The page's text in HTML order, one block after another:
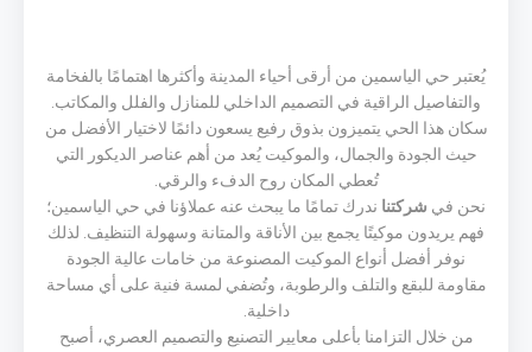
يُعتبر حي الياسمين من أرقى أحياء المدينة وأكثرها اهتمامًا بالفخامة
والتفاصيل الراقية في التصميم الداخلي للمنازل والفلل والمكاتب.
سكان هذا الحي يتميزون بذوق رفيع يسعون دائمًا لاختيار الأفضل من
حيث الجودة والجمال، والموكيت يُعد من أهم عناصر الديكور التي
تُعطي المكان روح الدفء والرقي.
نحن في شركتنا ندرك تمامًا ما يبحث عنه عملاؤنا في حي الياسمين؛
فهم يريدون موكيتًا يجمع بين الأناقة والمتانة وسهولة التنظيف. لذلك
نوفر أفضل أنواع الموكيت المصنوعة من خامات عالية الجودة
مقاومة للبقع والتلف والرطوبة، وتُضفي لمسة فنية على أي مساحة
داخلية.
من خلال التزامنا بأعلى معايير التصنيع والتصميم العصري، أصبح